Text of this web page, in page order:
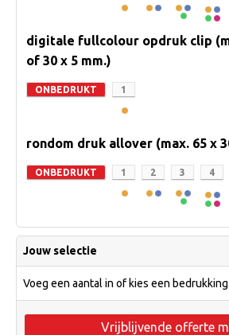
digitale fullcolour opdruk clip
of 30 x 5 mm.)
ONBEDRUKT 1
rondom druk allover (max. 65 x
ONBEDRUKT 1 2 3 4
Jouw selectie
Voeg een aantal in of kies een bedrukking.
Vrijblijvende offerte